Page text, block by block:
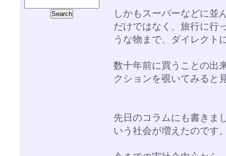
しかもスーパーなどに並
だけではなく、旅行に行
うな物まで、ダイレクト
数十年前に買うことの出
クションを覗いてみると
先日のコラムにも書きま
いう社会が増えたのです